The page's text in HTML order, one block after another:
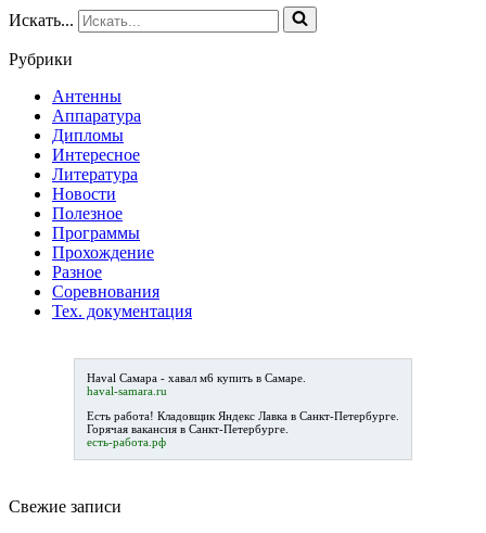
Искать...
Рубрики
Антенны
Аппаратура
Дипломы
Интересное
Литература
Новости
Полезное
Программы
Прохождение
Разное
Соревнования
Тех. документация
Haval Самара - хавал м6купить в Самаре.
haval-samara.ru
Есть работа! Кладовщик Яндекс Лавка в Санкт-Петербурге.
Горячая вакансия в Санкт-Петербурге.
есть-работа.рф
Свежие записи